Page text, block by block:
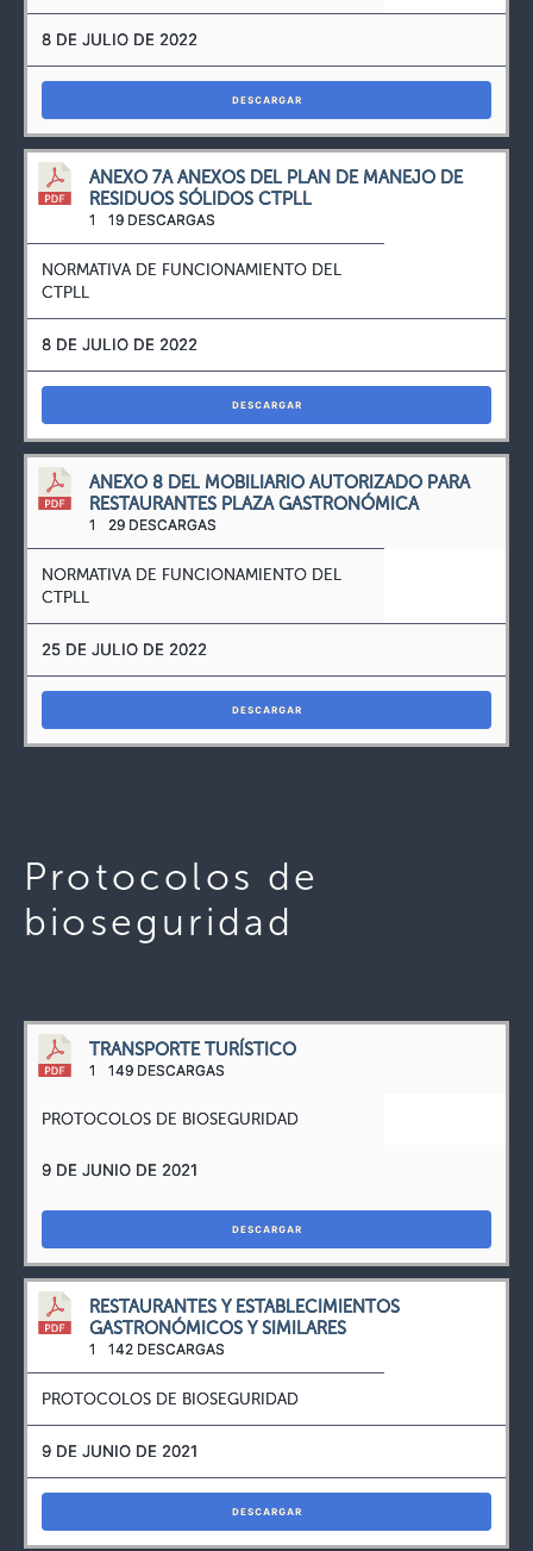
8 DE JULIO DE 2022
DESCARGAR
ANEXO 7A ANEXOS DEL PLAN DE MANEJO DE
RESIDUOS SÓLIDOS CTPLL
1 19 DESCARGAS
NORMATIVA DE FUNCIONAMIENTO DEL
CTPLL
8 DE JULIO DE 2022
DESCARGAR
ANEXO 8 DEL MOBILIARIO AUTORIZADO PARA
RESTAURANTES PLAZA GASTRONÓMICA
1 29 DESCARGAS
NORMATIVA DE FUNCIONAMIENTO DEL
CTPLL
25 DE JULIO DE 2022
DESCARGAR
Protocolos de
bioseguridad
TRANSPORTE TURÍSTICO
1 149 DESCARGAS
PROTOCOLOS DE BIOSEGURIDAD
9 DE JUNIO DE 2021
DESCARGAR
RESTAURANTES Y ESTABLECIMIENTOS
GASTRONÓMICOS Y SIMILARES
1 142 DESCARGAS
PROTOCOLOS DE BIOSEGURIDAD
9 DE JUNIO DE 2021
DESCARGAR